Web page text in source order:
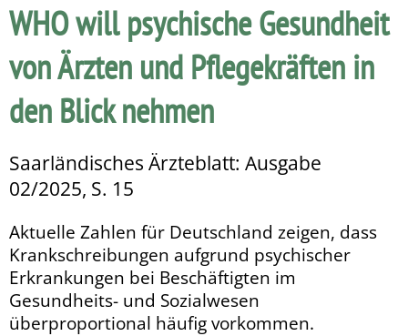
WHO will psychische Gesundheit
von Ärzten und Pflegekräften in
den Blick nehmen
Saarländisches Ärzteblatt: Ausgabe
02/2025, S. 15
Aktuelle Zahlen für Deutschland zeigen, dass
Krankschrei­bungen aufgrund psychischer
Erkrankungen bei Beschäftig­ten im
Gesundheits- und Sozialwesen
überproportional häufig vorkommen.